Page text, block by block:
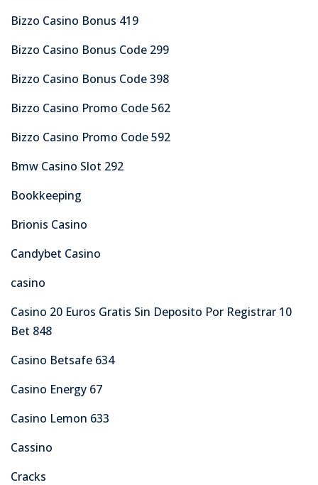
Bizzo Casino Bonus 419
Bizzo Casino Bonus Code 299
Bizzo Casino Bonus Code 398
Bizzo Casino Promo Code 562
Bizzo Casino Promo Code 592
Bmw Casino Slot 292
Bookkeeping
Brionis Casino
Candybet Casino
casino
Casino 20 Euros Gratis Sin Deposito Por Registrar 10
Bet 848
Casino Betsafe 634
Casino Energy 67
Casino Lemon 633
Cassino
Cracks